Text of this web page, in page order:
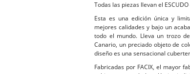
Todas las piezas llevan el
Esta es una edición única y
mejores calidades y bajo un
todo el mundo. Lleva un trozo
Canario, un preciado objeto de
diseño es una sensacional
Fabricadas por FACIX, el mayor